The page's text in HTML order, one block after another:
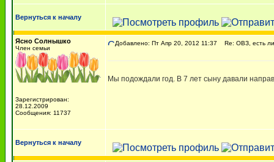
Вернуться к началу
Ясно Солнышко
Член семьи
Зарегистрирован:
28.12.2009
Сообщения: 11737
Добавлено: Пт Апр 20, 2012 11:37 Re: ОВЗ, есть ли
Мы подождали год. В 7 лет сыну давали
Вернуться к началу